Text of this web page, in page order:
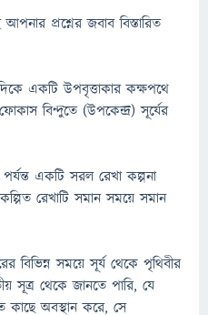
আপনার প্রশ্নের জবাব বিস্তারিত
একটি উপবৃত্তাকার কক্ষপথে
বিন্দুতে (উপকেন্দ্র) সূর্যের
একটি সরল রেখা কল্পনা
রেখাটি সমান সময়ে সমান
বিভিন্ন সময়ে সূর্য থেকে পৃথিবীর
সূত্র থেকে জানতে পারি, যে
কাছে অবস্থান করে, সে